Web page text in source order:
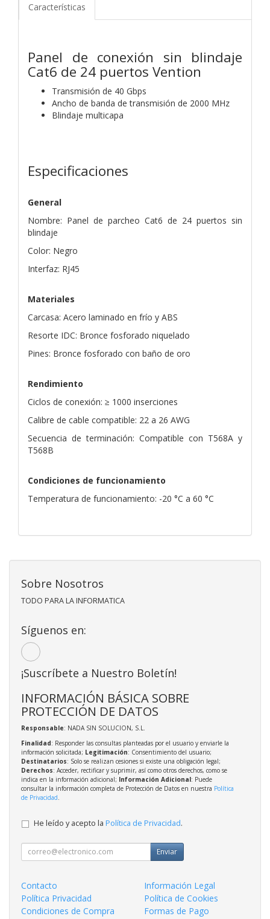
Características
Panel de conexión sin blindaje
Cat6 de 24 puertos Vention
Transmisión de 40 Gbps
Ancho de banda de transmisión de 2000 MHz
Blindaje multicapa
Especificaciones
General
Nombre: Panel de parcheo Cat6 de 24 puertos sin
blindaje
Color: Negro
Interfaz: RJ45
Materiales
Carcasa: Acero laminado en frío y ABS
Resorte IDC: Bronce fosforado niquelado
Pines: Bronce fosforado con baño de oro
Rendimiento
Ciclos de conexión: ≥ 1000 inserciones
Calibre de cable compatible: 22 a 26 AWG
Secuencia de terminación: Compatible con T568A y
T568B
Condiciones de funcionamiento
Temperatura de funcionamiento: -20 °C a 60 °C
Sobre Nosotros
TODO PARA LA INFORMATICA
Síguenos en:
¡Suscríbete a Nuestro Boletín!
INFORMACIÓN BÁSICA SOBRE
PROTECCIÓN DE DATOS
Responsable: NADA SIN SOLUCION, S.L.
Finalidad: Responder las consultas planteadas por el usuario y enviarle la
información solicitada; Legitimación: Consentimiento del usuario;
Destinatarios: Solo se realizan cesiones si existe una obligación legal;
Derechos: Acceder, rectificar y suprimir, así como otros derechos, como se
indica en la información adicional; Información Adicional: Puede
consultar la información completa de Protección de Datos en nuestra Política
de Privacidad
He leído y acepto la Política de Privacidad.
Enviar
Contacto
Información Legal
Política Privacidad
Política de Cookies
Condiciones de Compra
Formas de Pago